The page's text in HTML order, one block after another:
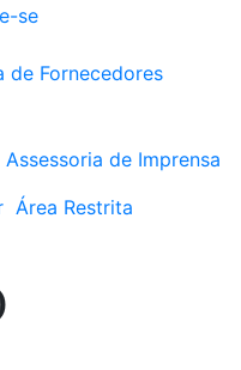
se
de Fornecedores
Assessoria de Imprensa
Área Restrita